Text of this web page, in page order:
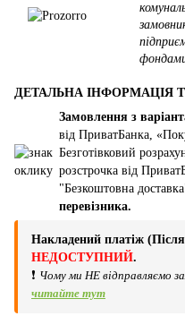
ДЕТАЛЬНА ІНФОРМАЦІЯ
Замовлення з
від ПриватБанка,
Безготівковий
розстрочка від
"Безкоштовна
перевізника.
Накладений платіж
НЕДОСТУПНИЙ.
❗ Чому ми НЕ відправляємо
читайте тут